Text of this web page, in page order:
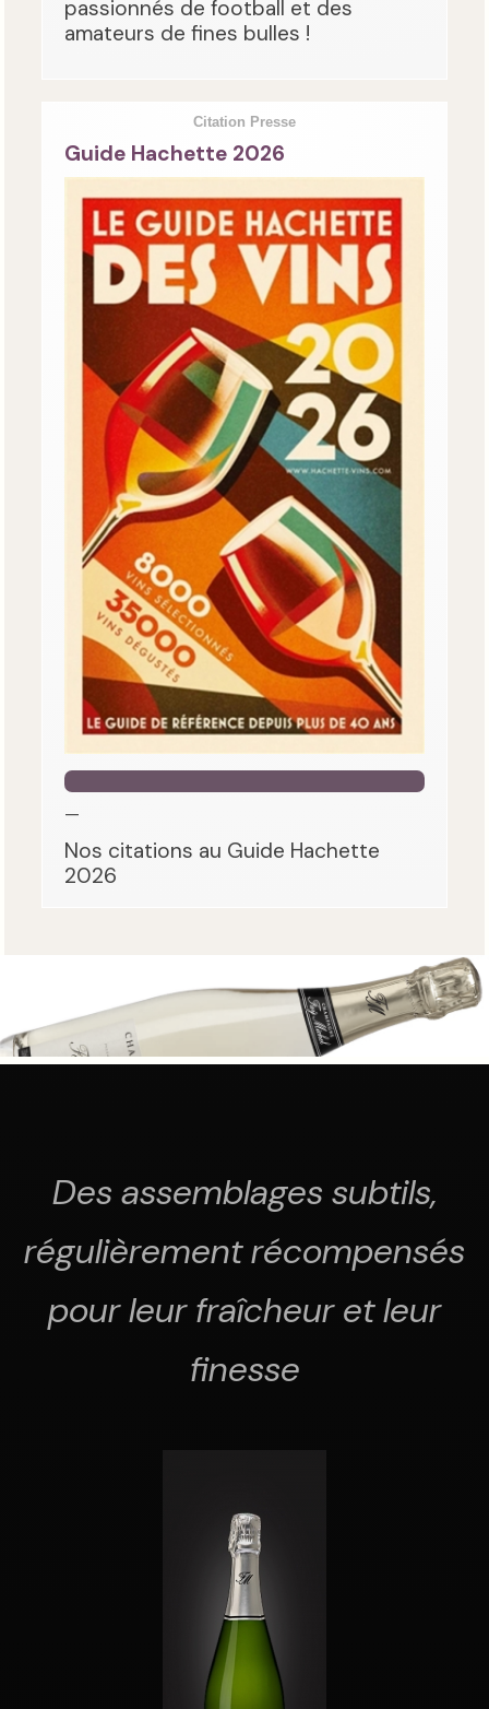
passionnés de football et des
amateurs de fines bulles !
Citation Presse
Guide Hachette 2026
—
Nos citations au Guide Hachette
2026
Des assemblages subtils,
régulièrement récompensés
pour leur fraîcheur et leur
finesse